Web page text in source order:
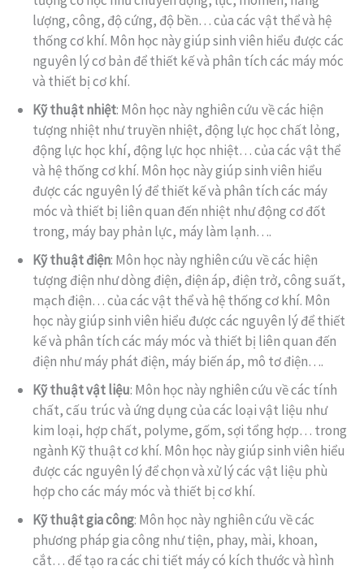
lượng, công, độ cứng, độ bền… của các vật thể và hệ
thống cơ khí. Môn học này giúp sinh viên hiểu được các
nguyên lý cơ bản để thiết kế và phân tích các máy móc
và thiết bị cơ khí.
Kỹ thuật nhiệt: Môn học này nghiên cứu về các hiện
tượng nhiệt như truyền nhiệt, động lực học chất lỏng,
động lực học khí, động lực học nhiệt… của các vật thể
và hệ thống cơ khí. Môn học này giúp sinh viên hiểu
được các nguyên lý để thiết kế và phân tích các máy
móc và thiết bị liên quan đến nhiệt như động cơ đốt
trong, máy bay phản lực, máy làm lạnh….
Kỹ thuật điện: Môn học này nghiên cứu về các hiện
tượng điện như dòng điện, điện áp, điện trở, công suất,
mạch điện… của các vật thể và hệ thống cơ khí. Môn
học này giúp sinh viên hiểu được các nguyên lý để thiết
kế và phân tích các máy móc và thiết bị liên quan đến
điện như máy phát điện, máy biến áp, mô tơ điện….
Kỹ thuật vật liệu: Môn học này nghiên cứu về các tính
chất, cấu trúc và ứng dụng của các loại vật liệu như
kim loại, hợp chất, polyme, gốm, sợi tổng hợp… trong
ngành Kỹ thuật cơ khí. Môn học này giúp sinh viên hiểu
được các nguyên lý để chọn và xử lý các vật liệu phù
hợp cho các máy móc và thiết bị cơ khí.
Kỹ thuật gia công: Môn học này nghiên cứu về các
phương pháp gia công như tiện, phay, mài, khoan,
cắt… để tạo ra các chi tiết máy có kích thước và hình